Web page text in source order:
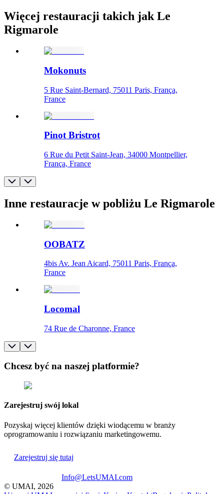
Więcej restauracji takich jak Le
Rigmarole
Mokonuts
5 Rue Saint-Bernard, 75011 Paris, França,
France
Pinot Bristrot
6 Rue du Petit Saint-Jean, 34000 Montpellier,
França, France
Inne restauracje w pobliżu Le Rigmarole
OOBATZ
4bis Av. Jean Aicard, 75011 Paris, França,
France
Locomal
74 Rue de Charonne, France
Chcesz być na naszej platformie?
Zarejestruj swój lokal
Pozyskaj więcej klientów dzięki wiodącemu w branży
oprogramowaniu i rozwiązaniu marketingowemu.
Zarejestruj się tutaj
Info@LetsUMAI.com
© UMAI, 2026